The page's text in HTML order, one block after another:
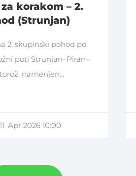
korakom – 2.
(Strunjan)
2. skupinski pohod po
poti Strunjan–Piran–
namenjen...
11. Apr 2026 10:00